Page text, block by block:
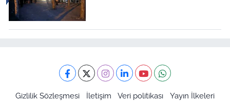
Gizlilik Sözleşmesi İletişim Veri politikası Yayın İlkeleri